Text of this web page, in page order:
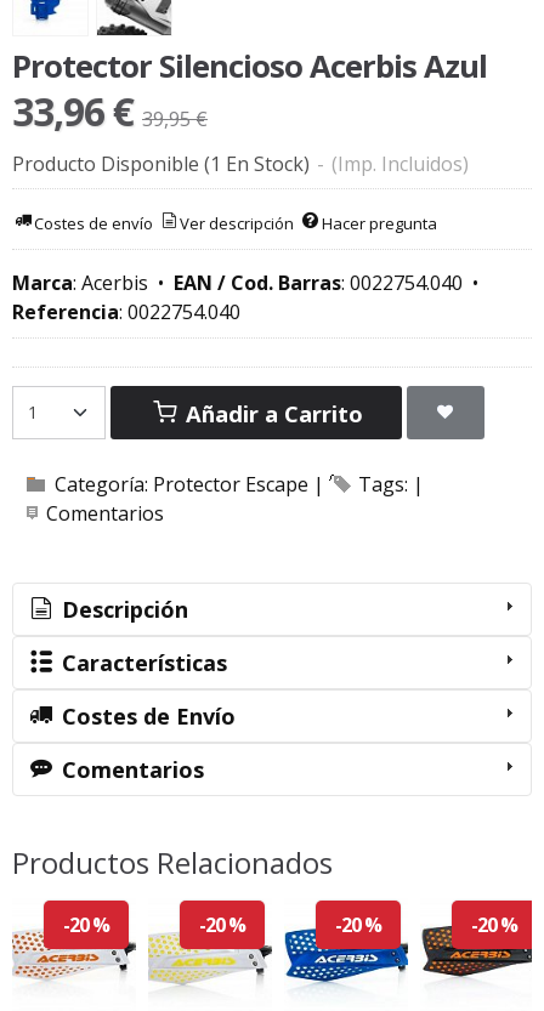
Protector Silencioso Acerbis Azul
33,96 € 39,95 €
Producto Disponible (1 En Stock) - (Imp. Incluidos)
Costes de envío Ver descripción Hacer pregunta
Marca: Acerbis • EAN / Cod. Barras: 0022754.040 •
Referencia: 0022754.040
Añadir a Carrito
Categoría: Protector Escape | Tags: |
Comentarios
Descripción
Características
Costes de Envío
Comentarios
Productos Relacionados
-20 % -20 % -20 % -20 %